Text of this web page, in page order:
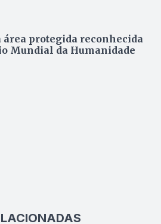
protegida reconhecida
Mundial da Humanidade